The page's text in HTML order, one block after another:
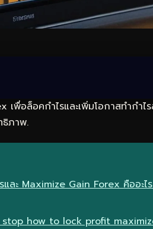
พื่อล็อคกำไรและเพิ่มโอกาสทำกำไ
ธิภาพ.
ละ Maximize Gain Forex คืออะ
how to lock profit